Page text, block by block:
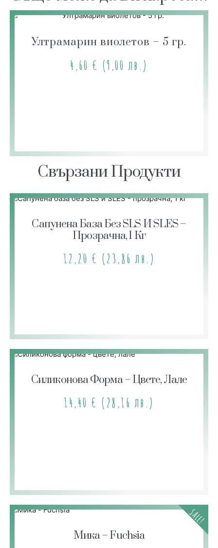
Ултрамарин виолетов – 5 гр.
4,60 € (9,00 лв.)
Свързани Продукти
Сапунена База Без SLS И SLES –
Прозрачна, 1 Кг
12,20 € (23,86 лв.)
Силиконова Форма – Цветe, Лале
14,40 € (28,16 лв.)
SALE!
Мика – Fuchsia